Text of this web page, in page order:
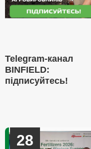
Telegram-канал
BINFIELD:
підписуйтесь!
28